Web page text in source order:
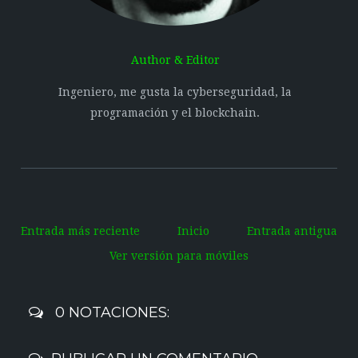
Author & Editor
Ingeniero, me gusta la cyberseguridad, la
programación y el blockchain.
Entrada más reciente Entrada antigua
Inicio
Ver versión para móviles
0 NOTACIONES: